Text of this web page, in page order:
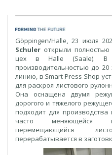
Göppingen/Halle, 23 июля
Schuler открыли
цех в Halle (Saale). В
производительностью до
линию, в Smart Press Shop
для раскроя листового
Она оснащена двумя
дорогого и тяжелого
подходит для
часто меняющейся
перемещающийся
перерабатывается в